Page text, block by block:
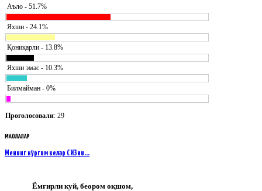
Аъло - 51.7%
Яхши - 24.1%
Қониқарли - 13.8%
Яхши эмас - 10.3%
Билмайман - 0%
Проголосовали: 29
МАҚОЛАЛАР
Менинг кўргим келар СИЗни…
Ёмғирли куй, беором оқшом,